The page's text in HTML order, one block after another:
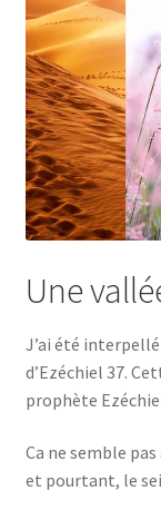
Une
J’ai été
d’Ezéchiel 37.
prophète
Ca ne semble
et pourtant, le